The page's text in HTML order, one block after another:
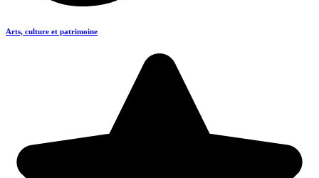
Arts, culture et patrimoine